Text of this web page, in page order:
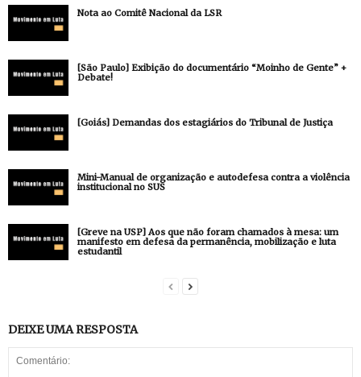
Nota ao Comitê Nacional da LSR
[São Paulo] Exibição do documentário “Moinho de Gente” +
Debate!
[Goiás] Demandas dos estagiários do Tribunal de Justiça
Mini-Manual de organização e autodefesa contra a violência
institucional no SUS
[Greve na USP] Aos que não foram chamados à mesa: um
manifesto em defesa da permanência, mobilização e luta
estudantil
DEIXE UMA RESPOSTA